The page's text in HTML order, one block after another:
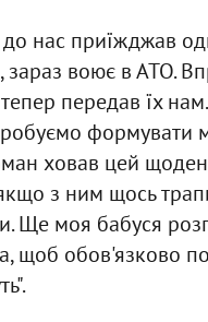
нас приїжджав
зараз воює в АТО.
передав їх
формувати
ховав цей
з ним щось
Ще моя бабуся
щоб обов'язково